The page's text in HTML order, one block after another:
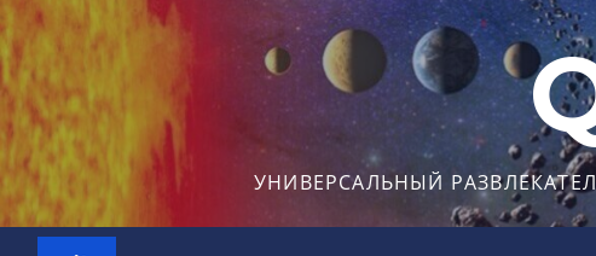
УНИВЕРСАЛЬНЫЙ